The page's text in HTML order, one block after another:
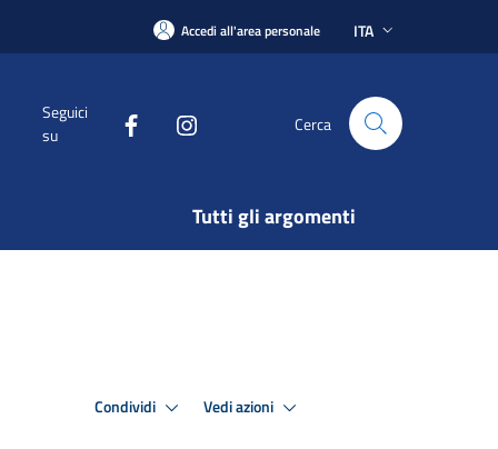
Accedi all'area personale ITA
Seguici
su
Cerca
Tutti gli argomenti
Condividi Vedi azioni